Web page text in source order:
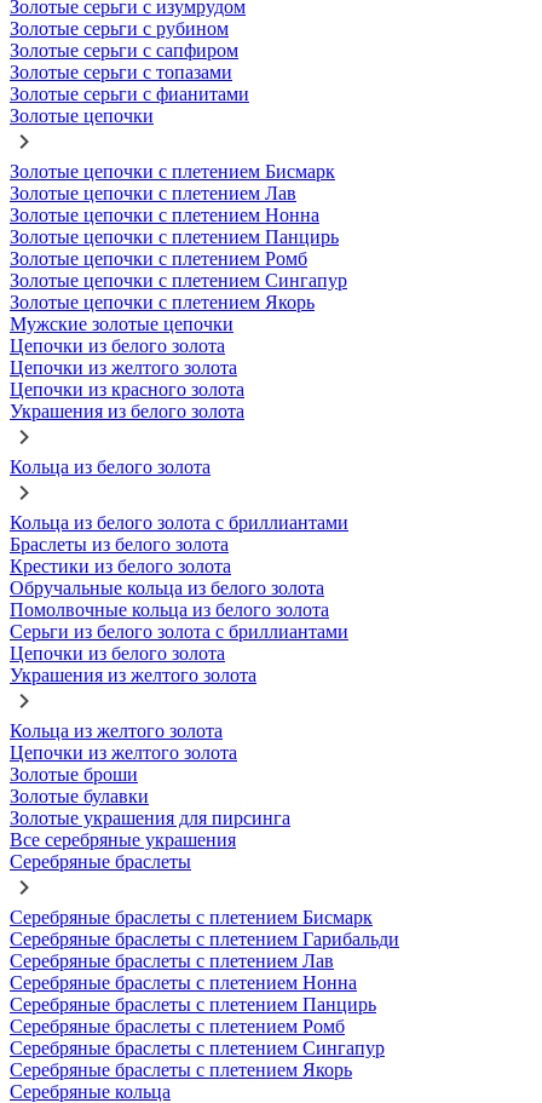
Золотые серьги с изумрудом
Золотые серьги с рубином
Золотые серьги с сапфиром
Золотые серьги с топазами
Золотые серьги с фианитами
Золотые цепочки
Золотые цепочки с плетением Бисмарк
Золотые цепочки с плетением Лав
Золотые цепочки с плетением Нонна
Золотые цепочки с плетением Панцирь
Золотые цепочки с плетением Ромб
Золотые цепочки с плетением Сингапур
Золотые цепочки с плетением Якорь
Мужские золотые цепочки
Цепочки из белого золота
Цепочки из желтого золота
Цепочки из красного золота
Украшения из белого золота
Кольца из белого золота
Кольца из белого золота с бриллиантами
Браслеты из белого золота
Крестики из белого золота
Обручальные кольца из белого золота
Помолвочные кольца из белого золота
Серьги из белого золота с бриллиантами
Цепочки из белого золота
Украшения из желтого золота
Кольца из желтого золота
Цепочки из желтого золота
Золотые броши
Золотые булавки
Золотые украшения для пирсинга
Все серебряные украшения
Серебряные браслеты
Серебряные браслеты с плетением Бисмарк
Серебряные браслеты с плетением Гарибальди
Серебряные браслеты с плетением Лав
Серебряные браслеты с плетением Нонна
Серебряные браслеты с плетением Панцирь
Серебряные браслеты с плетением Ромб
Серебряные браслеты с плетением Сингапур
Серебряные браслеты с плетением Якорь
Серебряные кольца